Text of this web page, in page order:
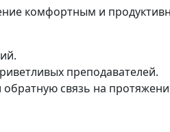
комфортным и
преподавателей.
связь на